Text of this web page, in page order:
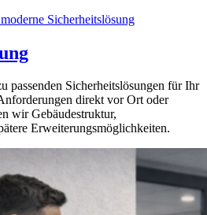
passenden Sicherheitslösungen für Ihr
direkt vor Ort oder
wir Gebäudestruktur,
Erweiterungsmöglichkeiten.